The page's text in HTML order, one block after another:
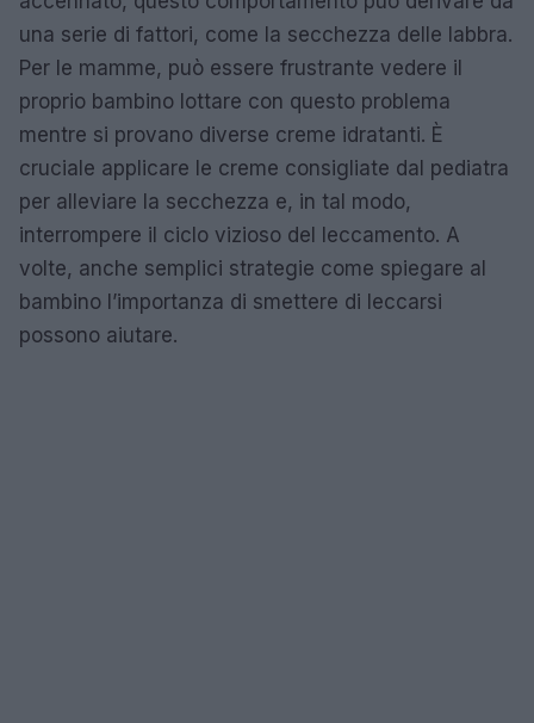
una serie di fattori, come la secchezza delle labbra.
Per le mamme, può essere frustrante vedere il
proprio bambino lottare con questo problema
mentre si provano diverse creme idratanti. È
cruciale applicare le creme consigliate dal pediatra
per alleviare la secchezza e, in tal modo,
interrompere il ciclo vizioso del leccamento. A
volte, anche semplici strategie come spiegare al
bambino l’importanza di smettere di leccarsi
possono aiutare.